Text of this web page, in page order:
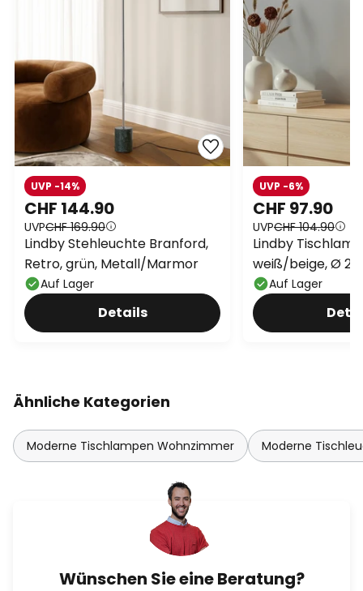
CHF 144.90
UVPCHF 169.90
UVP -14%
Lindby Stehleuchte Branford,
Retro, grün, Metall/Marmor
Auf Lager
Details
CHF 97.90
UVPCHF 104.90
UVP -6%
Lindby
weiß/beige, Ø
E27Auf Lager
Ähnliche Kategorien
Moderne Tischlampen Wohnzimmer Moderne
Wünschen Sie eine Beratung?